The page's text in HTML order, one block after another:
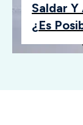
Saldar
¿es